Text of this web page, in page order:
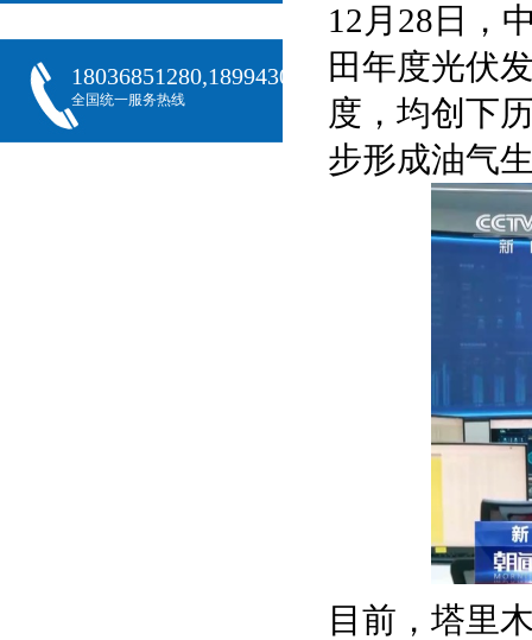
18036851280,18994301288,18068407382
全国统一服务热线
12月28日，
田年度光伏
度，均创下
步形成油气
目前，塔里